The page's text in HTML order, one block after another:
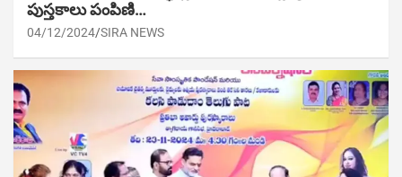
పుస్తకాలు పంపిణి…
04/12/2024 SIRA NEWS